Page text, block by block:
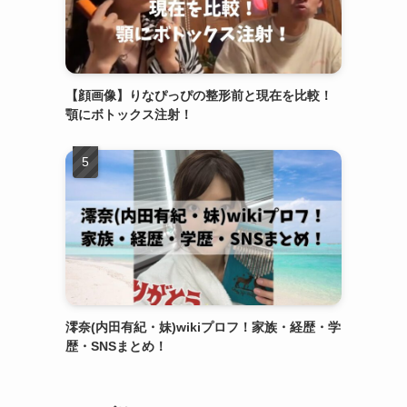
【顔画像】りなぴっぴの整形前と現在を比較！
顎にボトックス注射！
澪奈(内田有紀・妹)wikiプロフ！家族・経歴・学
歴・SNSまとめ！